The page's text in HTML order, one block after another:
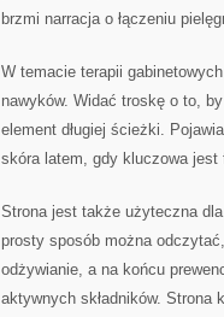
brzmi narracja o łączeniu
W temacie terapii
nawyków. Widać troskę o to,
element długiej ścieżki.
skóra latem, gdy kluczowa
Strona jest także użyteczna
prosty sposób można
odżywianie, a na końcu
aktywnych składników. Strona